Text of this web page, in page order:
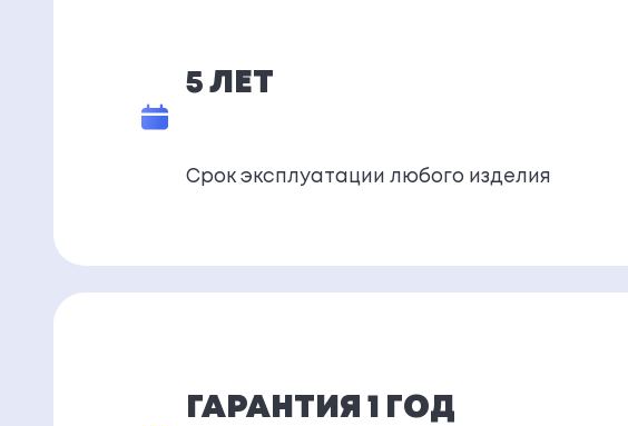
5 ЛЕТ
Срок эксплуатации любого изделия
ГАРАНТИЯ 1 ГОД